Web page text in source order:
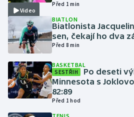
Jezdectví
Judo
Krasobruslení
Lezení
Lyže a snowboard
Video
Před 1 min
BIATLON
Biatlonista
sen, čekají ho dva
Před 8 min
BASKETBAL
SESTŘIH
Po deseti
Minnesota s
82:89
Před 1 hod